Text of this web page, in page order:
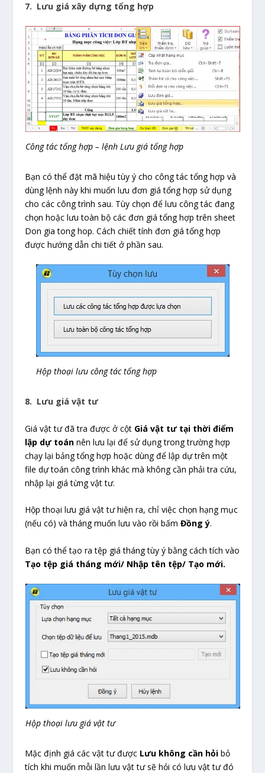
7. Lưu giá xây dựng tổng hợp
Công tác tổng hợp – lệnh Lưu giá tổng hợp
Bạn có thể đặt mã hiệu tùy ý cho công tác tổng hợp và
dùng lệnh này khi muốn lưu đơn giá tổng hợp sử dụng
cho các công trình sau. Tùy chọn để lưu công tác đang
chọn hoặc lưu toàn bộ các đơn giá tổng hợp trên sheet
Don gia tong hop. Cách chiết tính đơn giá tổng hợp
được hướng dẫn chi tiết ở phần sau.
Hộp thoại lưu công tác tổng hợp
8. Lưu giá vật tư
Giá vật tư đã tra được ở cột Giá vật tư tại thời điểm
lập dự toán nên lưu lại để sử dụng trong trường hợp
chạy lại bảng tổng hợp hoặc dùng để lập dự trên một
file dự toán công trình khác mà không cần phải tra cứu,
nhập lại giá từng vật tư.
Hộp thoại lưu giá vật tư hiện ra, chỉ việc chọn hạng mục
(nếu có) và tháng muốn lưu vào rồi bấmĐồng ý.
Bạn có thể tạo ra tệp giá tháng tùy ý bằng cách tích vào
Tạo tệp giá tháng mới/ Nhập tên tệp/ Tạo mới.
Hộp thoại lưu giá vật tư
Mặc định giá các vật tư được Lưu không cần hỏi bỏ
tích khi muốn mỗi lần lưu vật tư sẽ hỏi có lưu vật tư đó